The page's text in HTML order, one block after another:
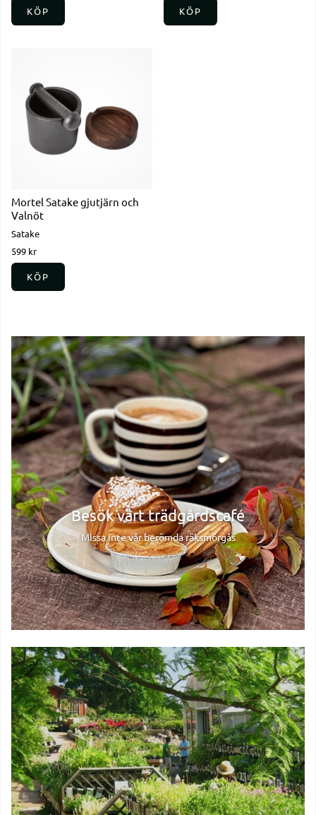
KÖP KÖP
Mortel Satake gjutjärn och
Valnöt
Satake
599 kr
KÖP
Besök vårt trädgårdscafé
Missa inte vår berömda räksmörgås